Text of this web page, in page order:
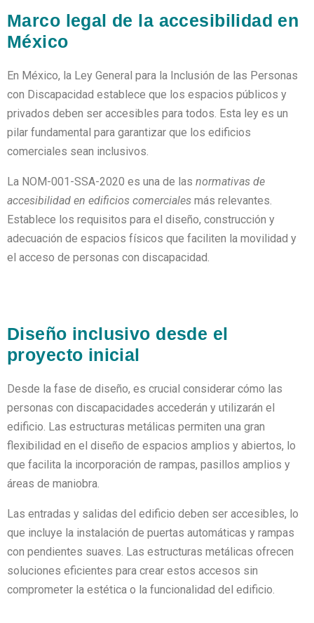
Marco legal de la accesibilidad en
México
En México, la Ley General para la Inclusión de las Personas
con Discapacidad establece que los espacios públicos y
privados deben ser accesibles para todos. Esta ley es un
pilar fundamental para garantizar que los edificios
comerciales sean inclusivos.
La NOM-001-SSA-2020 es una de las normativas de
accesibilidad en edificios comerciales más relevantes.
Establece los requisitos para el diseño, construcción y
adecuación de espacios físicos que faciliten la movilidad y
el acceso de personas con discapacidad.
Diseño inclusivo desde el
proyecto inicial
Desde la fase de diseño, es crucial considerar cómo las
personas con discapacidades accederán y utilizarán el
edificio. Las estructuras metálicas permiten una gran
flexibilidad en el diseño de espacios amplios y abiertos, lo
que facilita la incorporación de rampas, pasillos amplios y
áreas de maniobra.
Las entradas y salidas del edificio deben ser accesibles, lo
que incluye la instalación de puertas automáticas y rampas
con pendientes suaves. Las estructuras metálicas ofrecen
soluciones eficientes para crear estos accesos sin
comprometer la estética o la funcionalidad del edificio.